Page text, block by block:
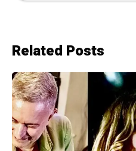
Related Posts